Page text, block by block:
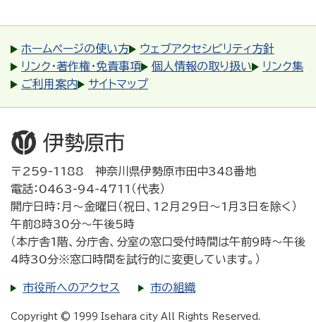
ホームページの使い方
ウェブアクセシビリティ方針
リンク・著作権・免責事項
個人情報の取り扱い
リンク集
ご利用案内
サイトマップ
〒259-1188 神奈川県伊勢原市田中348番地
電話：0463-94-4711（代表）
開庁日時：月～金曜日（祝日、12月29日～1月3日を除く）
午前8時30分～午後5時
（本庁舎1階、分庁舎、分室の窓口受付時間は午前9時～午後
4時30分※窓口時間を試行的に変更しています。）
市役所へのアクセス 市の組織
Copyright © 1999 Isehara city All Rights Reserved.